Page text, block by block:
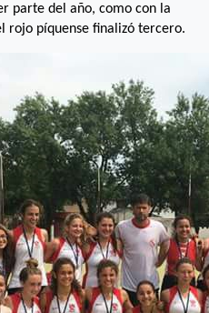
parte del año, como con la
rojo píquense finalizó tercero.